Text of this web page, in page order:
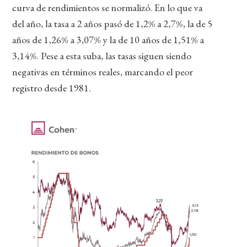
curva de rendimientos se normalizó. En lo que va
del año, la tasa a 2 años pasó de 1,2% a 2,7%, la de 5
años de 1,26% a 3,07% y la de 10 años de 1,51% a
3,14%. Pese a esta suba, las tasas siguen siendo
negativas en términos reales, marcando el peor
registro desde 1981.